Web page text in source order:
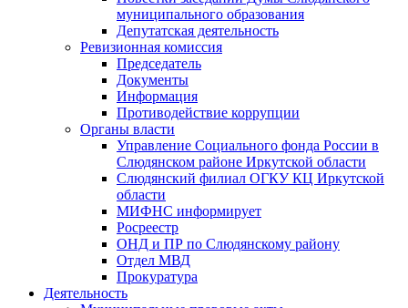
муниципального образования
Депутатская деятельность
Ревизионная комиссия
Председатель
Документы
Информация
Противодействие коррупции
Органы власти
Управление Социального фонда России в
Слюдянском районе Иркутской области
Слюдянский филиал ОГКУ КЦ Иркутской
области
МИФНС информирует
Росреестр
ОНД и ПР по Слюдянскому району
Отдел МВД
Прокуратура
Деятельность